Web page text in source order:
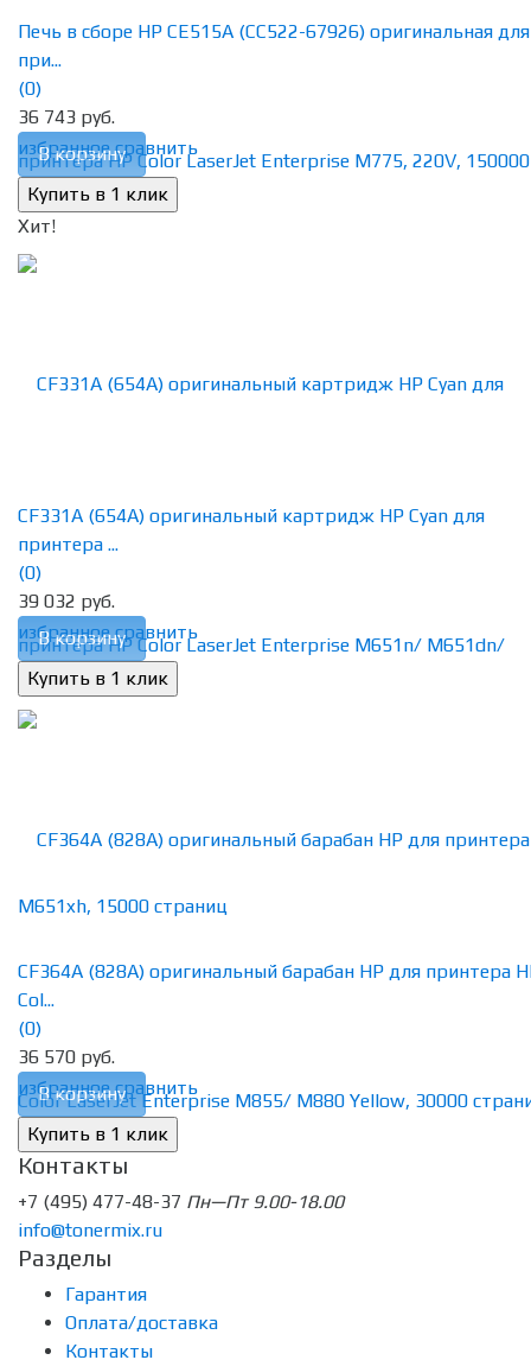
избранное сравнить
Печь в сборе HP CE515A (CC522-67926) оригинальная для
при...
(0)
36 743 руб.
В корзину
Хит!
избранное сравнить
CF331A (654A) оригинальный картридж HP Cyan для
принтера ...
(0)
39 032 руб.
В корзину
избранное сравнить
CF364A (828A) оригинальный барабан HP для принтера
Col...
(0)
36 570 руб.
В корзину
Контакты
+7 (495) 477-48-37 Пн—Пт 9.00-18.00
info@tonermix.ru
Разделы
Гарантия
Оплата/доставка
Контакты